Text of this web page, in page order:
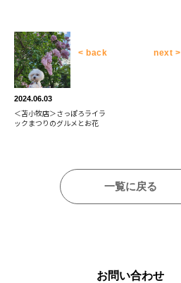
2024.06.03
＜苫小牧店＞さっぽろライラ
ックまつりのグルメとお花
< back next >
一覧に戻る
お問い合わせ